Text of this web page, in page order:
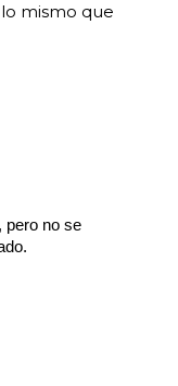
lo mismo que
pero no se